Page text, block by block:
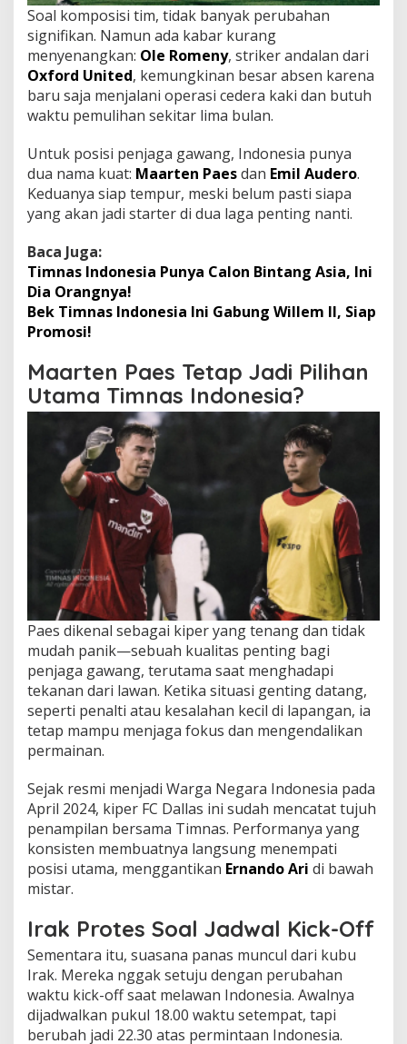
Soal komposisi tim, tidak banyak perubahan
signifikan. Namun ada kabar kurang
menyenangkan: Ole Romeny, striker andalan dari
Oxford United, kemungkinan besar absen karena
baru saja menjalani operasi cedera kaki dan butuh
waktu pemulihan sekitar lima bulan.
Untuk posisi penjaga gawang, Indonesia punya
dua nama kuat: Maarten Paesdan Emil Audero.
Keduanya siap tempur, meski belum pasti siapa
yang akan jadi starter di dua laga penting nanti.
Baca Juga:
Timnas Indonesia Punya Calon Bintang Asia, Ini
Dia Orangnya!
Bek Timnas Indonesia Ini Gabung Willem II, Siap
Promosi!
Maarten Paes Tetap Jadi Pilihan
Utama Timnas Indonesia?
Paes dikenal sebagai kiper yang tenang dan tidak
mudah panik—sebuah kualitas penting bagi
penjaga gawang, terutama saat menghadapi
tekanan dari lawan. Ketika situasi genting datang,
seperti penalti atau kesalahan kecil di lapangan, ia
tetap mampu menjaga fokus dan mengendalikan
permainan.
Sejak resmi menjadi Warga Negara Indonesia pada
April 2024, kiper FC Dallas ini sudah mencatat tujuh
penampilan bersama Timnas. Performanya yang
konsisten membuatnya langsung menempati
posisi utama, menggantikan Ernando Ari di bawah
mistar.
Irak Protes Soal Jadwal Kick-Off
Sementara itu, suasana panas muncul dari kubu
Irak. Mereka nggak setuju dengan perubahan
waktu kick-off saat melawan Indonesia. Awalnya
dijadwalkan pukul 18.00 waktu setempat, tapi
berubah jadi 22.30 atas permintaan Indonesia.